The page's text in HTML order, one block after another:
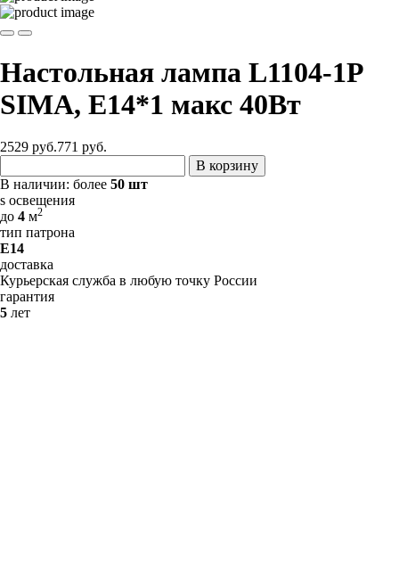
Настольная лампа L1104-1P
SIMA, Е14*1 макс 40Вт
2529 руб.771 руб.
В корзину
В наличии: более 50 шт
s освещения
до 4 м2
тип патрона
E14
доставка
Курьерская служба в любую точку России
гарантия
5 лет